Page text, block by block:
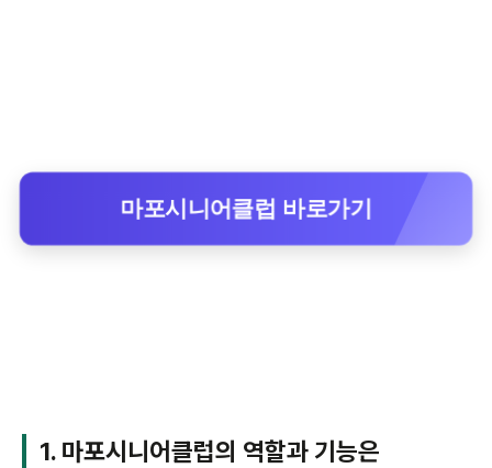
마포시니어클럽 바로가기
1. 마포시니어클럽의 역할과 기능은